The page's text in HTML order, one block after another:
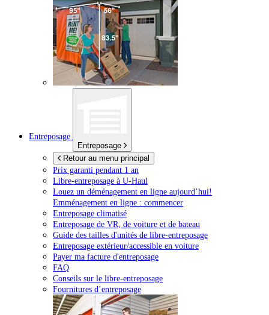
Entreposage
Entreposage
Retour au menu principal
Prix garanti pendant 1 an
Libre-entreposage à U-Haul
Louez un déménagement en ligne aujourd’hui!
Emménagement en ligne : commencer
Entreposage climatisé
Entreposage de VR, de voiture et de bateau
Guide des tailles d'unités de libre-entreposage
Entreposage extérieur/accessible en voiture
Payer ma facture d'entreposage
FAQ
Conseils sur le libre-entreposage
Fournitures d’entreposage